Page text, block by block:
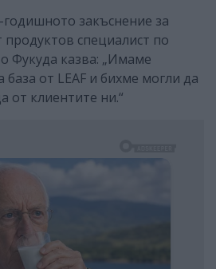
годишното закъснение за
продуктов специалист по
Фукуда казва: „Имаме
база от LEAF и бихме могли да
от клиентите ни.“